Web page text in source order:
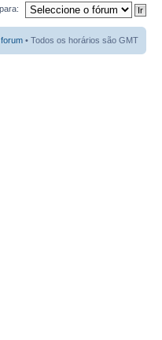
• Todos os horários são GMT